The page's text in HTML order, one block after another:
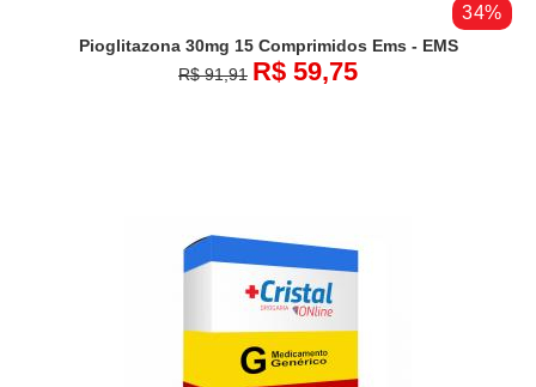
34%
Pioglitazona 30mg 15 Comprimidos Ems - EMS
R$ 91,91 R$ 59,75